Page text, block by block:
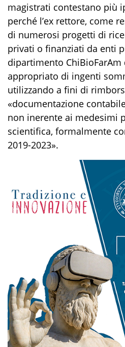
magistrati contestano più
perché l’ex rettore, come
di numerosi progetti di
privati o finanziati da enti
dipartimento ChiBioFarAm
appropriato di ingenti
utilizzando a fini di
«documentazione
non inerente ai medesimi
scientifica, formalmente
2019-2023».